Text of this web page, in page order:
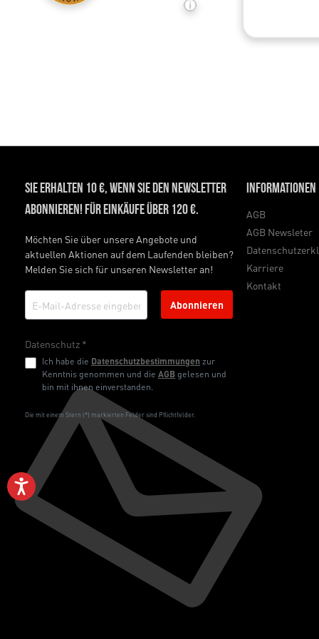
Sie erhalten 10 €, wenn Sie den Newsletter
abonnieren! Für Einkäufe über 120 €.
Möchten Sie über unsere Angebote und
aktuellen Aktionen auf dem Laufenden bleiben?
Melden Sie sich für unseren Newsletter an!
Abonnieren
Datenschutz *
Ich habe die Datenschutzbestimmungen zur
Kenntnis genommen und die AGBgelesen und
bin mit ihnen einverstanden.
Die mit einem Stern (*) markierten Felder sind Pflichtfelder.
Informationen
AGB
AGB Newsleter
Karriere
Kontakt